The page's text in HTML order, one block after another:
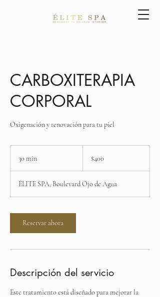
CARBOXITERAPIA
CORPORAL
Oxigenación y renovación para tu piel
30 min
m
i
mexicanos
$400
ÉLITE SPA, Boulevard Ojo de Agua
Reservar ahora
Descripción del servicio
Este tratamiento está diseñado para mejorar la